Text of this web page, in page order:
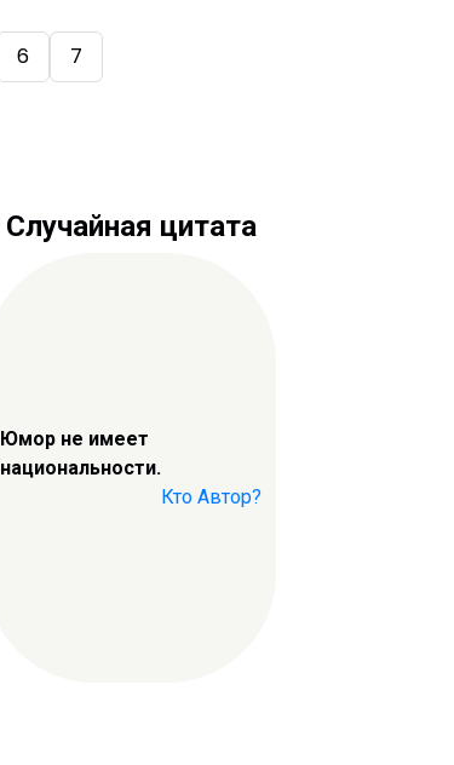
6
7
Случайная цитата
Юмор не имеет
национальности.
Кто Автор?